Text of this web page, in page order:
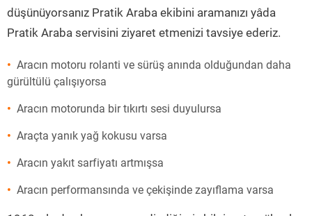
düşünüyorsanız Pratik Araba ekibini aramanızı yâda
Pratik Araba servisini ziyaret etmenizi tavsiye ederiz.
Aracın motoru rolanti ve sürüş anında olduğundan daha
gürültülü çalışıyorsa
Aracın motorunda bir tıkırtı sesi duyulursa
Araçta yanık yağ kokusu varsa
Aracın yakıt sarfiyatı artmışsa
Aracın performansında ve çekişinde zayıflama varsa